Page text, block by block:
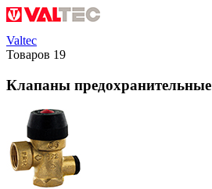
Valtec
Товаров 19
Клапаны